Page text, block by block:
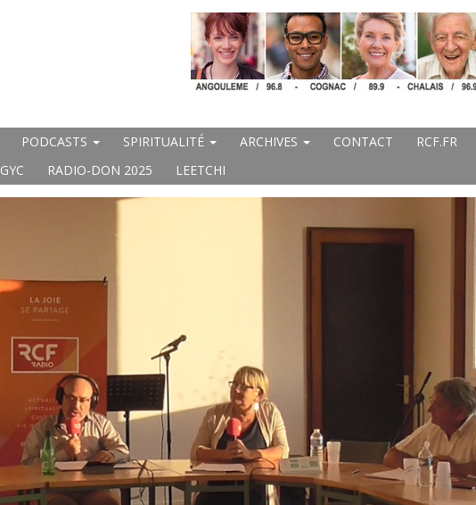
PODCASTS SPIRITUALITÉ ARCHIVES CONTACT
RCF.FR
GYC RADIO-DON 2025 LEETCHI